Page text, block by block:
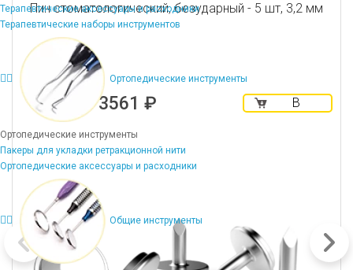
Терапевтические аксессуары и расходники
Терапевтические наборы инструментов
Ортопедические инструменты
Ортопедические инструменты
Пакеры для укладки ретракционной нити
Ортопедические аксессуары и расходники
Общие инструменты
Пин стоматологический, безударный - 5 шт, 3,2 мм
3561 ₽
В